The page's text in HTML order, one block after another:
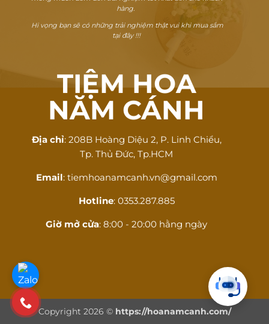
hàng.
Hi vọng bạn sẽ có những trải nghiệm thật vui khi mua sắm
tại đây !!!
TIỆM HOA
NĂM CÁNH
Địa chỉ: 208B Hoàng Diệu 2, P. Linh Chiểu,
Tp. Thủ Đức, Tp.HCM
Email: tiemhoanamcanh.vn@gmail.com
Hotline: 0353.287.885
Giờ mở cửa: 8:00 - 20:00 hằng ngày
Copyright 2026 © https://hoanamcanh.com/